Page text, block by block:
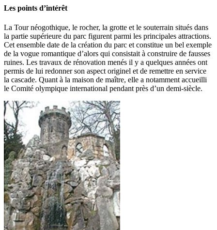
Les points d’intérêt
La Tour néogothique, le rocher, la grotte et le souterrain situés dans
la partie supérieure du parc figurent parmi les principales attractions.
Cet ensemble date de la création du parc et constitue un bel exemple
de la vogue romantique d’alors qui consistait à construire de fausses
ruines. Les travaux de rénovation menés il y a quelques années ont
permis de lui redonner son aspect originel et de remettre en service
la cascade. Quant à la maison de maître, elle a notamment accueilli
le Comité olympique international pendant près d’un demi-siècle.